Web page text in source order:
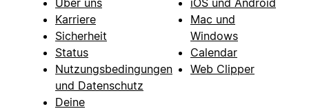
Über uns
Karriere
Sicherheit
Status
Nutzungsbedingungen
und Datenschutz
Deine
iOS und Android
Mac und
Windows
Calendar
Web Clipper